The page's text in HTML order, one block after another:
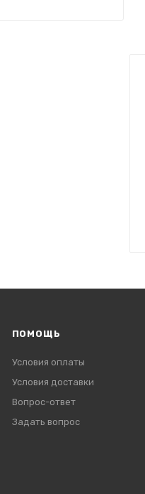
ПОМОЩЬ
Условия оплаты
Условия доставки
Вопрос-ответ
Задать вопрос